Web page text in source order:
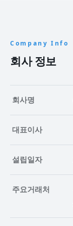
Company Info
회사 정보
회사명
대표이사
설립일자
주요거래처